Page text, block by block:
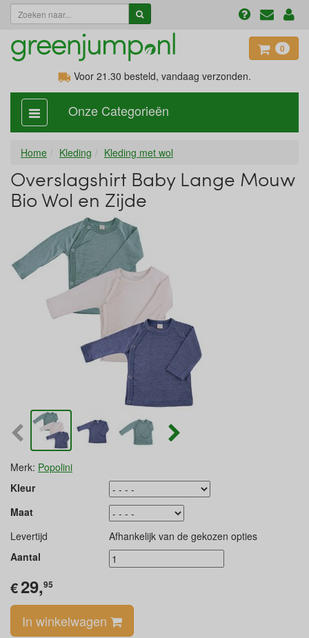
0
Voor 21.30 besteld, vandaag verzonden.
categorie
aan,
Onze Categorieën
Home Kleding Kleding met wol
Overslagshirt Baby Lange Mouw
Bio Wol en Zijde
Merk: Popolini
Kleur
Maat
Levertijd
Afhankelijk van de gekozen opties
Aantal
€29,95
In winkelwagen